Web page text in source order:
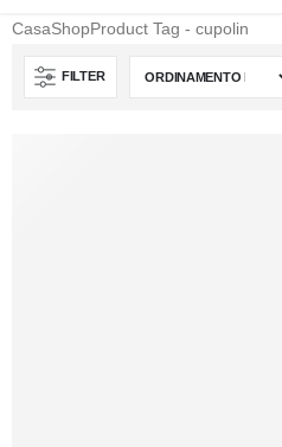
CasaShopProduct Tag - cupolin
FILTER